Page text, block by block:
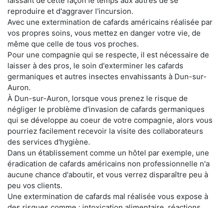
reproduire et d'aggraver l'incursion.
Avec une extermination de cafards américains réalisée par
vos propres soins, vous mettez en danger votre vie, de
même que celle de tous vos proches.
Pour une compagnie qui se respecte, il est nécessaire de
laisser à des pros, le soin d'exterminer les cafards
germaniques et autres insectes envahissants à Dun-sur-
Auron.
À Dun-sur-Auron, lorsque vous prenez le risque de
négliger le problème d'invasion de cafards germaniques
qui se développe au coeur de votre compagnie, alors vous
pourriez facilement recevoir la visite des collaborateurs
des services d'hygiène.
Dans un établissement comme un hôtel par exemple, une
éradication de cafards américains non professionnelle n'a
aucune chance d'aboutir, et vous verrez disparaître peu à
peu vos clients.
Une extermination de cafards mal réalisée vous expose à